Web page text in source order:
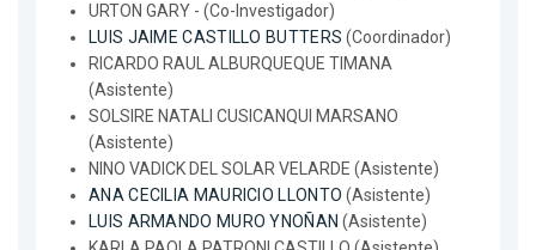
URTON GARY - (Co-Investigador)
LUIS JAIME CASTILLO BUTTERS (Coordinador)
RICARDO RAUL ALBURQUEQUE TIMANA
(Asistente)
SOLSIRE NATALI CUSICANQUI MARSANO
(Asistente)
NINO VADICK DEL SOLAR VELARDE (Asistente)
ANA CECILIA MAURICIO LLONTO (Asistente)
LUIS ARMANDO MURO YNOÑAN (Asistente)